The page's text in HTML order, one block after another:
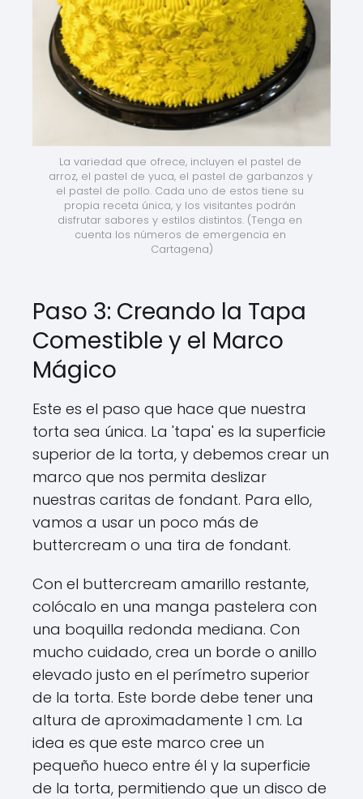
La variedad que ofrece, incluyen el pastel de
arroz, el pastel de yuca, el pastel de garbanzos y
el pastel de pollo. Cada uno de estos tiene su
propia receta única, y los visitantes podrán
disfrutar sabores y estilos distintos. (Tenga en
cuenta los números de emergencia en
Cartagena)
Paso 3: Creando la Tapa
Comestible y el Marco
Mágico
Este es el paso que hace que nuestra
torta sea única. La 'tapa' es la superficie
superior de la torta, y debemos crear un
marco que nos permita deslizar
nuestras caritas de fondant. Para ello,
vamos a usar un poco más de
buttercream o una tira de fondant.
Con el buttercream amarillo restante,
colócalo en una manga pastelera con
una boquilla redonda mediana. Con
mucho cuidado, crea un borde o anillo
elevado justo en el perímetro superior
de la torta. Este borde debe tener una
altura de aproximadamente 1 cm. La
idea es que este marco cree un
pequeño hueco entre él y la superficie
de la torta, permitiendo que un disco de